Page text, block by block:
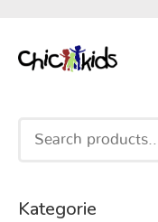
Search
Kategorie